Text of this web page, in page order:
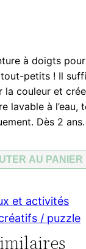
à doigts
petits ! Il
la couleur et
lavable à l’eau,
Dès 2 ans.
AU PANIER
et activités
/ puzzle